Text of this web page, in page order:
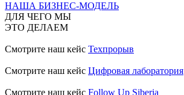
НАША БИЗНЕС-МОДЕЛЬ
ДЛЯ ЧЕГО МЫ
ЭТО ДЕЛАЕМ
Смотрите наш кейс Техпрорыв
Смотрите наш кейс Цифровая лаборатория
Смотрите наш кейс Follow Up Siberia